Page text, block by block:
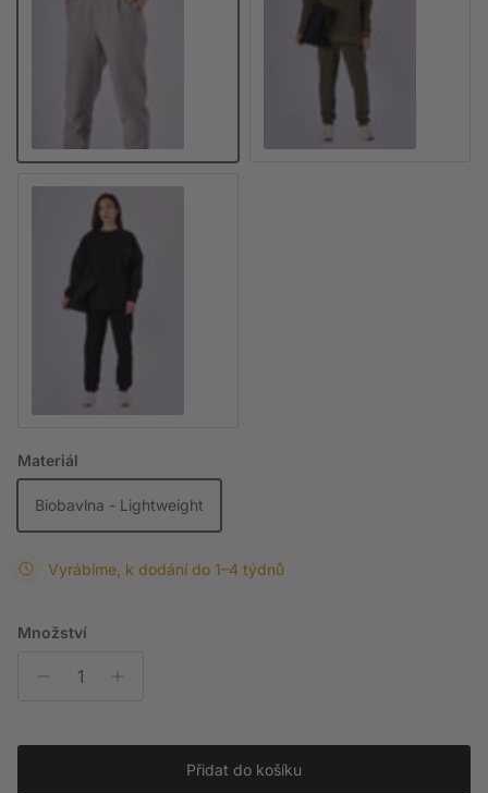
Khaki
Černá
Materiál
Biobavlna - Lightweight
Vyrábíme, k dodání do 1–4 týdnů
Množství
Přidat do košíku